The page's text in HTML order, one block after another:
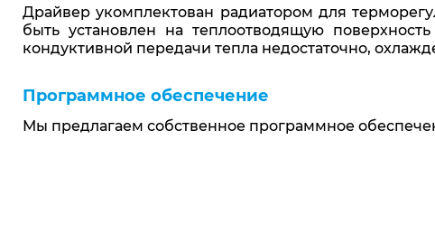
Драйвер укомплектован радиатором для
быть установлен на теплоотводящую
кондуктивной передачи тепла недостаточно,
Программное обеспечение
Мы предлагаем собственное программное